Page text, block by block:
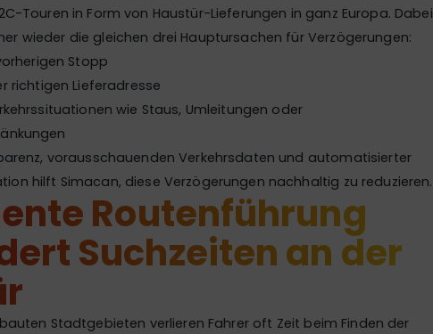
Touren in Form von Haustür-Lieferungen in ganz Europa. Dabei
wieder die gleichen drei Hauptursachen für Verzögerungen:
Stopp
richtigen Lieferadresse
wie Staus, Umleitungen oder
vorausschauenden Verkehrsdaten und automatisierter
hilft Simacan, diese Verzögerungen nachhaltig zu reduzieren.
Routenführung
Suchzeiten an der
Stadtgebieten verlieren Fahrer oft Zeit beim Finden der